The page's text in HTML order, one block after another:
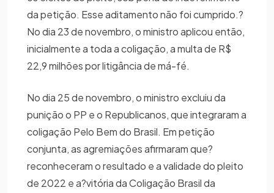
da petição. Esse aditamento não foi cumprido.?
No dia 23 de novembro, o ministro aplicou então,
inicialmente a toda a coligação, a multa de R$
22,9 milhões por litigância de má-fé.
No dia 25 de novembro, o ministro excluiu da
punição o PP e o Republicanos, que integraram a
coligação Pelo Bem do Brasil. Em petição
conjunta, as agremiações afirmaram que?
reconheceram o resultado e a validade do pleito
de 2022 e a?vitória da Coligação Brasil da